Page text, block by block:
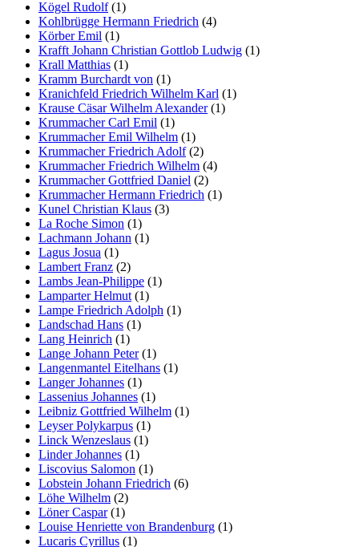
Kögel Rudolf(1)
Kohlbrügge Hermann Friedrich (4)
Körber Emil (1)
Krafft Johann Christian Gottlob Ludwig (1)
Krall Matthias (1)
Kramm Burchardt von (1)
Kranichfeld Friedrich Wilhelm Karl (1)
Krause Cäsar Wilhelm Alexander(1)
Krummacher Carl Emil (1)
Krummacher Emil Wilhelm (1)
Krummacher Friedrich Adolf(2)
Krummacher Friedrich Wilhelm (4)
Krummacher Gottfried Daniel (2)
Krummacher Hermann Friedrich (1)
Kunel Christian Klaus (3)
La Roche Simon (1)
Lachmann Johann (1)
Lagus Josua (1)
Lambert Franz (2)
Lambs Jean-Philippe (1)
Lamparter Helmut (1)
Lampe Friedrich Adolph (1)
Landschad Hans (1)
Lang Heinrich (1)
Lange Johann Peter(1)
Langenmantel Eitelhans (1)
Langer Johannes (1)
Lassenius Johannes (1)
Leibniz Gottfried Wilhelm (1)
Leyser Polykarpus (1)
Linck Wenzeslaus (1)
Linder Johannes (1)
Liscovius Salomon (1)
Lobstein Johann Friedrich (6)
Löhe Wilhelm (2)
Löner Caspar(1)
Louise Henriette von Brandenburg (1)
Lucaris Cyrillus (1)